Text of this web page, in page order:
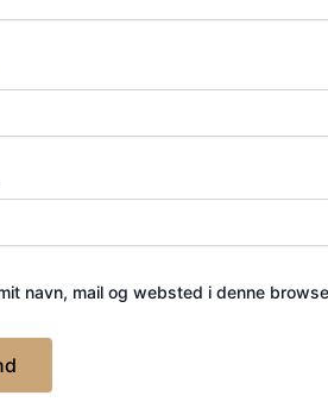
navn, mail og websted i denne